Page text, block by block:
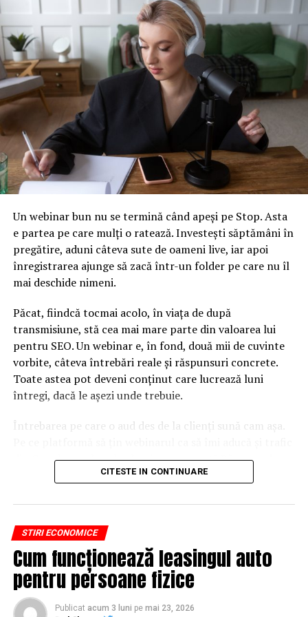
Bucureștenii, amendați cu 100.000 de euro pe zi
NU RATATI
Angela Merkel a luat atitudine! Ce decizie radicală a
luat în privința Rusiei. Putin se va înfuria
Un webinar bun nu se termină când apeși pe Stop. Asta
e partea pe care mulți o ratează. Investești săptămâni în
pregătire, aduni câteva sute de oameni live, iar apoi
înregistrarea ajunge să zacă într-un folder pe care nu îl
mai deschide nimeni.
Păcat, fiindcă tocmai acolo, în viața de după
transmisiune, stă cea mai mare parte din valoarea lui
pentru SEO. Un webinar e, în fond, două mii de cuvinte
vorbite, câteva întrebări reale și răspunsuri concrete.
Toate astea pot deveni conținut care lucrează luni
întregi, dacă le așezi unde trebuie.
Întrebarea pe care o aud des de la clienți sună cam așa.
din Google, nu doar lead-uri pe moment? Răspunsul
scurt e că platforma contează, dar nu în felul în care
Nu cel mai tare software câștigă, ci acela care îți lasă
conținutul liber, indexabil și ușor de reutilizat. Hai să o
luăm pe îndelete, fiindcă diferențele dintre opțiuni sunt
mai subtile decât par la prima vedere.
De ce un webinar bine găzduit
CITESTE IN CONTINUARE
STIRI ECONOMICE
Cum funcționează leasingul auto
pentru persoane fizice
Publicat acum 3 luni pe mai 23, 2026